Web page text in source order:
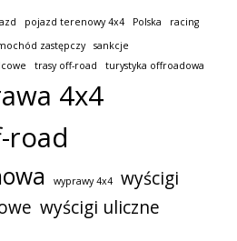
pojazd terenowy 4x4 Polska
racing
zastępczy
sankcje
trasy off-road turystyka offroadowa
4x4
road
wyprawy 4x4
wyścigi
wyścigi uliczne